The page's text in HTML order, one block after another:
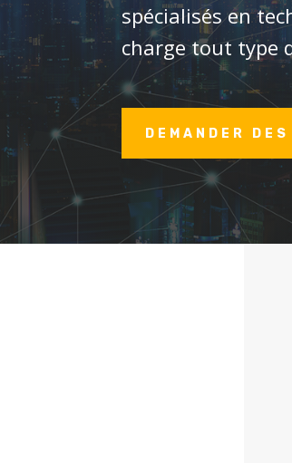
spécialisés en
charge tout type
DEMANDER